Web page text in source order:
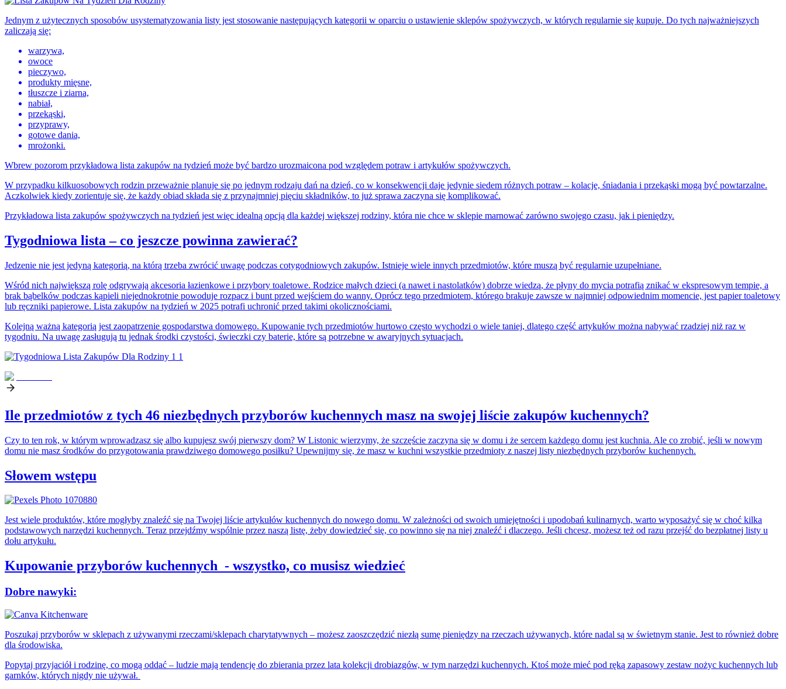
Jednym z użytecznych sposobów usystematyzowania listy jest stosowanie następujących kategorii w oparciu o ustawienie sklepów spożywczych, w których regularnie się kupuje. Do tych najważniejszych
zaliczają się:
warzywa,
owoce
pieczywo,
produkty mięsne,
tłuszcze i ziarna,
nabiał,
przekąski,
przyprawy,
gotowe dania,
mrożonki.
Wbrew pozorom przykładowa lista zakupów na tydzień może być bardzo urozmaicona pod względem potraw i artykułów spożywczych.
W przypadku kilkuosobowych rodzin przeważnie planuje się po jednym rodzaju dań na dzień, co w konsekwencji daje jedynie siedem różnych potraw – kolacje, śniadania i przekąski mogą być powtarzalne.
Aczkolwiek kiedy zorientuje się, że każdy obiad składa się z przynajmniej pięciu składników, to już sprawa zaczyna się komplikować.
Przykładowa lista zakupów spożywczych na tydzień jest więc idealną opcją dla każdej większej rodziny, która nie chce w sklepie marnować zarówno swojego czasu, jak i pieniędzy.
Tygodniowa lista – co jeszcze powinna zawierać?
Jedzenie nie jest jedyną kategorią, na którą trzeba zwrócić uwagę podczas cotygodniowych zakupów. Istnieje wiele innych przedmiotów, które muszą być regularnie uzupełniane.
Wśród nich największą rolę odgrywają akcesoria łazienkowe i przybory toaletowe. Rodzice małych dzieci (a nawet i nastolatków) dobrze wiedzą, że płyny do mycia potrafią znikać w ekspresowym tempie, a
brak bąbelków podczas kąpieli niejednokrotnie powoduje rozpacz i bunt przed wejściem do wanny. Oprócz tego przedmiotem, którego brakuje zawsze w najmniej odpowiednim momencie, jest papier toaletowy
lub ręczniki papierowe. Lista zakupów na tydzień w 2025 potrafi uchronić przed takimi okolicznościami.
Kolejną ważną kategorią jest zaopatrzenie gospodarstwa domowego. Kupowanie tych przedmiotów hurtowo często wychodzi o wiele taniej, dlatego część artykułów można nabywać rzadziej niż raz w
tygodniu. Na uwagę zasługują tu jednak środki czystości, świeczki czy baterie, które są potrzebne w awaryjnych sytuacjach.
Ile przedmiotów z tych 46 niezbędnych przyborów kuchennych masz na swojej liście zakupów kuchennych?
Czy to ten rok, w którym wprowadzasz się albo kupujesz swój pierwszy dom? W Listonic wierzymy, że szczęście zaczyna się w domu i że sercem każdego domu jest kuchnia. Ale co zrobić, jeśli w nowym
domu nie masz środków do przygotowania prawdziwego domowego posiłku? Upewnijmy się, że masz w kuchni wszystkie przedmioty z naszej listy niezbędnych przyborów kuchennych.
Słowem wstępu
Jest wiele produktów, które mogłyby znaleźć się na Twojej liście artykułów kuchennych do nowego domu. W zależności od swoich umiejętności i upodobań kulinarnych, warto wyposażyć się w choć kilka
podstawowych narzędzi kuchennych. Teraz przejdźmy wspólnie przez naszą listę, żeby dowiedzieć się, co powinno się na niej znaleźć i dlaczego. Jeśli chcesz, możesz też od razu przejść do bezpłatnej listy u
dołu artykułu.
Kupowanie przyborów kuchennych - wszystko, co musisz wiedzieć
Dobre nawyki:
Poszukaj przyborów w sklepach z używanymi rzeczami/sklepach charytatywnych – możesz zaoszczędzić niezłą sumę pieniędzy na rzeczach używanych, które nadal są w świetnym stanie. Jest to również dobre
dla środowiska.
Popytaj przyjaciół i rodzinę, co mogą oddać – ludzie mają tendencję do zbierania przez lata kolekcji drobiazgów, w tym narzędzi kuchennych. Ktoś może mieć pod ręką zapasowy zestaw nożyc kuchennych lub
garnków, których nigdy nie używał.